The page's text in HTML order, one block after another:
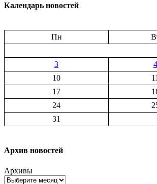
Календарь новостей
Пн
3
4
10
11
17
24
31
Архив новостей
Архивы